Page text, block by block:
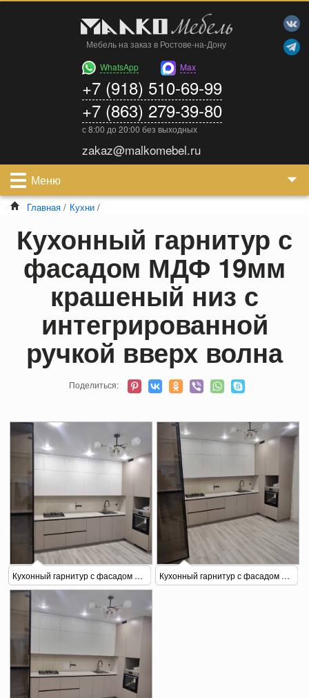
Мебель на заказ в Ростове-на-Дону
WhatsApp
Max
+7 (918) 510-69-99
+7 (863) 279-39-80
с 8:00 до 20:00 без выходных
zakaz@malkomebel.ru
Меню
Главная / Кухни /
Кухонный гарнитур с
фасадом МДФ 19мм
крашеный низ с
интегрированной
ручкой вверх волна
Поделиться:
Кухонный гарнитур с фасадом МДФ Кухонный гарнитур с фасадом МДФ